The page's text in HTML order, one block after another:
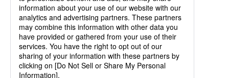
各種資料一覧
デモ機のご依頼
カスタマイズのご案内
企業情報
ニュース
採用情報
ご依頼・お問い合わせ
VSTrend